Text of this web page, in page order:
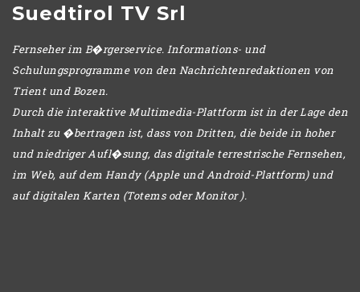
Suedtirol TV Srl
Fernseher im B�rgerservice. Informations- und
Schulungsprogramme von den Nachrichtenredaktionen von
Trient und Bozen.
Durch die interaktive Multimedia-Plattform ist in der Lage den
Inhalt zu �bertragen ist, dass von Dritten, die beide in hoher
und niedriger Aufl�sung, das digitale terrestrische Fernsehen,
im Web, auf dem Handy (Apple und Android-Plattform) und
auf digitalen Karten (Totems oder Monitor ).